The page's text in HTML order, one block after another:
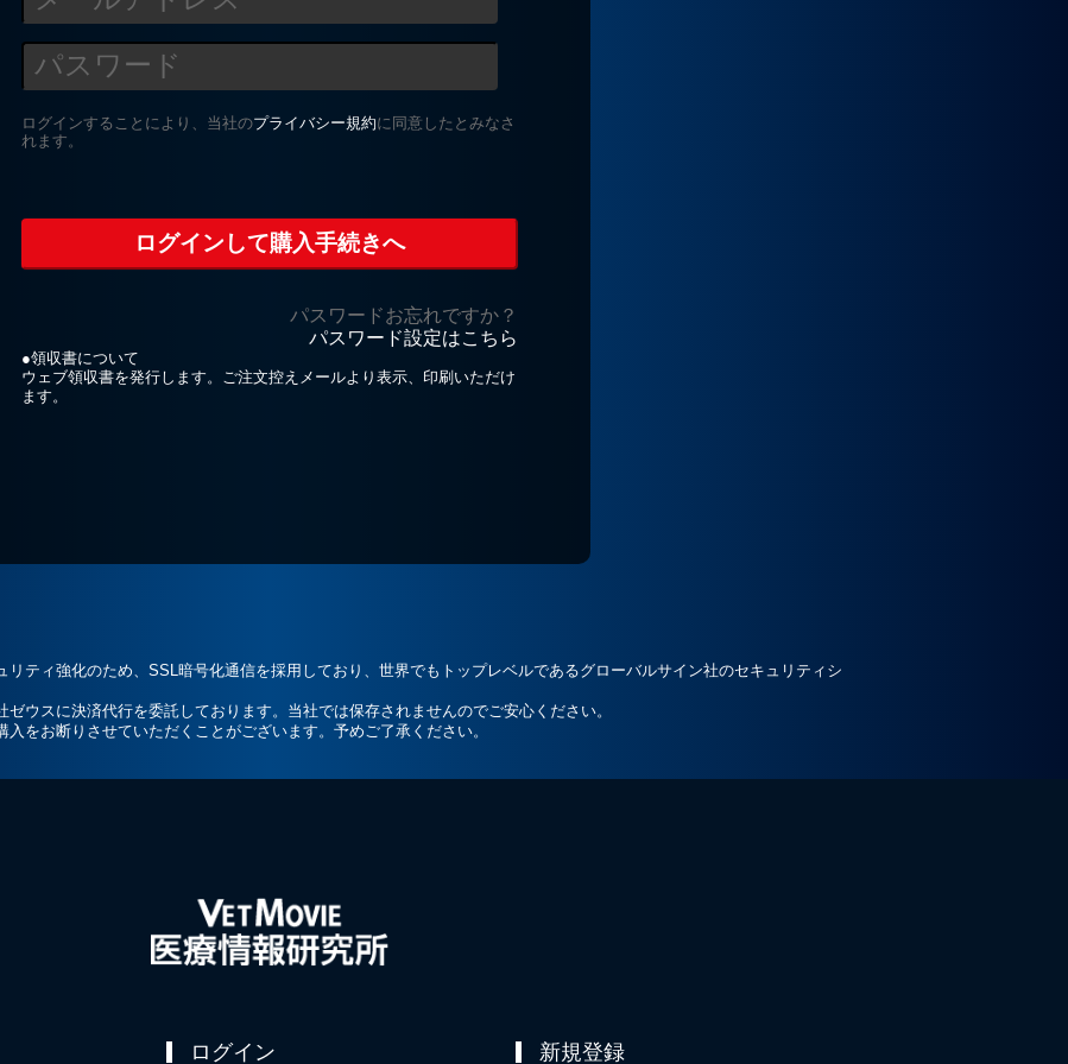
ログインすることにより、当社のプライバシー規約に同意したとみなさ
れます。
パスワードお忘れですか？
パスワード設定はこちら
●領収書について
ウェブ領収書を発行します。ご注文控えメールより表示、印刷いただけ
ます。
ティ強化のため、SSL暗号化通信を採用しており、世界でもトップレベルであるグローバルサイン社のセキュリティシ
ウスに決済代行を委託しております。当社では保存されませんのでご安心ください。
をお断りさせていただくことがございます。予めご了承ください。
ログイン 新規登録